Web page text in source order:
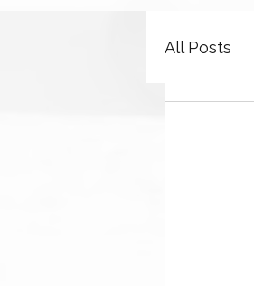
All Posts